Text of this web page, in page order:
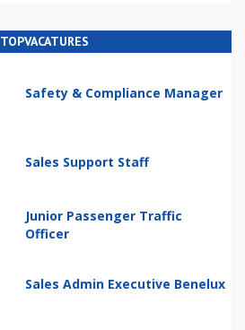
TOPVACATURES
Safety & Compliance Manager
Sales Support Staff
Junior Passenger Traffic
Officer
Sales Admin Executive Benelux